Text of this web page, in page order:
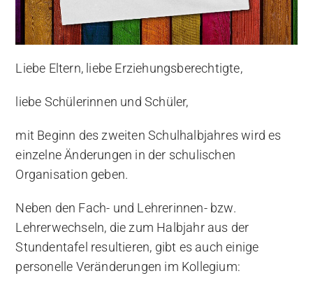
Liebe Eltern, liebe Erziehungsberechtigte,
liebe Schülerinnen und Schüler,
mit Beginn des zweiten Schulhalbjahres wird es
einzelne Änderungen in der schulischen
Organisation geben.
Neben den Fach- und Lehrerinnen- bzw.
Lehrerwechseln, die zum Halbjahr aus der
Stundentafel resultieren, gibt es auch einige
personelle Veränderungen im Kollegium: